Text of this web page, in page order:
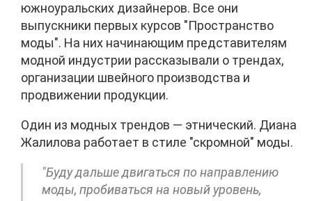
южноуральских дизайнеров. Все они
выпускники первых курсов "Пространство
моды". На них начинающим представителям
модной индустрии рассказывали о трендах,
организации швейного производства и
продвижении продукции.
Один из модных трендов — этнический. Диана
Жалилова работает в стиле "скромной" моды.
"Буду дальше двигаться по направлению
моды, пробиваться на новый уровень,